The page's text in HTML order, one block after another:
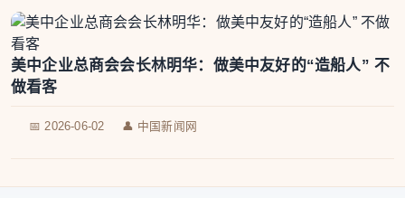
美中企业总商会会长林明华：做美中友好的“造船人” 不
做看客
📅 2026-06-02 👤 中国新闻网